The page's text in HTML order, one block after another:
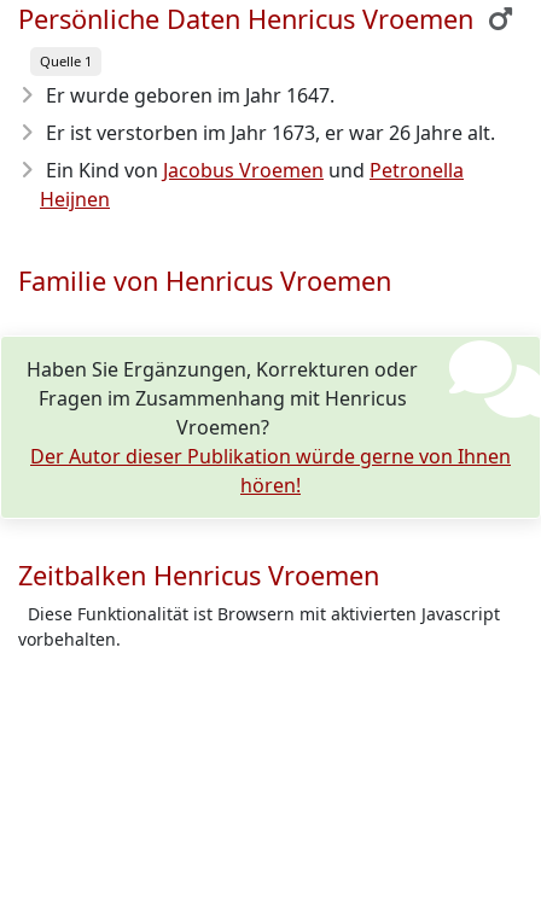
Persönliche Daten Henricus Vroemen
Quelle 1
Er wurde geboren im Jahr 1647.
Er ist verstorben im Jahr 1673, er war 26 Jahre alt.
Ein Kind von Jacobus Vroemen und Petronella
Heijnen
Familie von Henricus Vroemen
Haben Sie Ergänzungen, Korrekturen oder
Fragen im Zusammenhang mit Henricus
Vroemen?
Der Autor dieser Publikation würde gerne von Ihnen
hören!
Zeitbalken Henricus Vroemen
Diese Funktionalität ist Browsern mit aktivierten Javascript
vorbehalten.